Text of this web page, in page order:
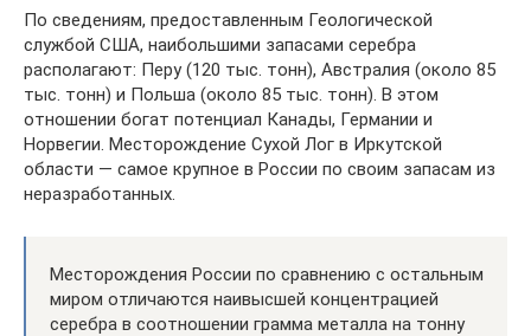
По сведениям, предоставленным Геологической
службой США, наибольшими запасами серебра
располагают: Перу (120 тыс. тонн), Австралия (около 85
тыс. тонн) и Польша (около 85 тыс. тонн). В этом
отношении богат потенциал Канады, Германии и
Норвегии. Месторождение Сухой Лог в Иркутской
области — самое крупное в России по своим запасам из
неразработанных.
Месторождения России по сравнению с остальным
миром отличаются наивысшей концентрацией
серебра в соотношении грамма металла на тонну